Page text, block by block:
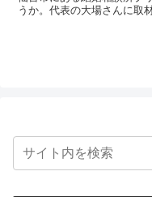
うか。代表の大場さんに取